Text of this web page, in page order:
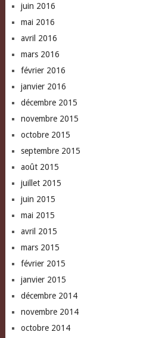
juin 2016
mai 2016
avril 2016
mars 2016
février 2016
janvier 2016
décembre 2015
novembre 2015
octobre 2015
septembre 2015
août 2015
juillet 2015
juin 2015
mai 2015
avril 2015
mars 2015
février 2015
janvier 2015
décembre 2014
novembre 2014
octobre 2014